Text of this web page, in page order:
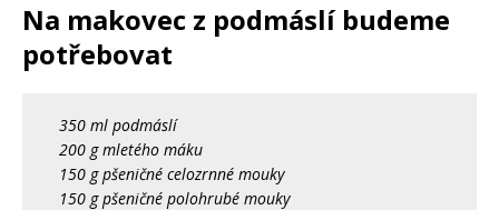
Na makovec z podmáslí budeme
potřebovat
350 ml podmáslí
200 g mletého máku
150 g pšeničné celozrnné mouky
150 g pšeničné polohrubé mouky